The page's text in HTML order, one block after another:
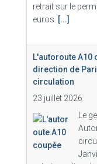
retrait sur le
euros.
[...]
L'autoroute A10
direction de
circulation
23 juillet 2026
Le